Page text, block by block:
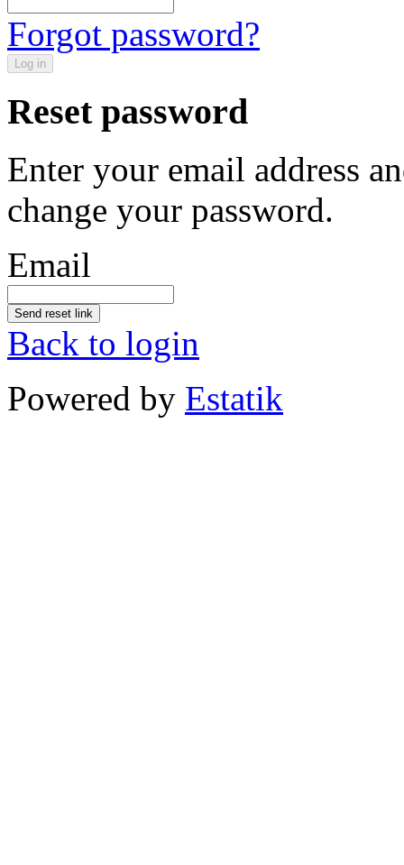
Forgot password?
Log in
Reset password
Enter your email address
change your password.
Email
Send reset link
Back to login
Powered by Estatik